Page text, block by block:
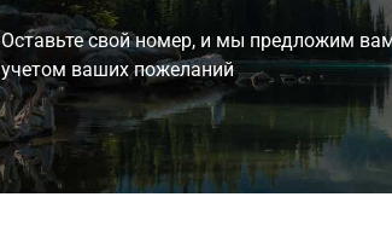
Оставьте свой номер, и мы предложим
учетом ваших пожеланий